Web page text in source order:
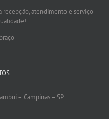
atendimento e serviço
– Campinas – SP